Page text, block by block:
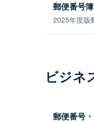
郵便番号
2025年度版
ビジネ
郵便番号